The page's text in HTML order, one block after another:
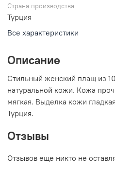
Страна производства
Турция
Все характеристики
Описание
Стильный женский плащ из
натуральной кожи. Кожа
мягкая. Выделка кожи
Турция.
Отзывы
Отзывов еще никто не